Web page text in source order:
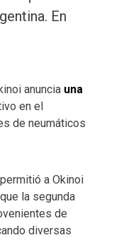
En
anuncia una
en el
de neumáticos
a Okinoi
la segunda
de
diversas